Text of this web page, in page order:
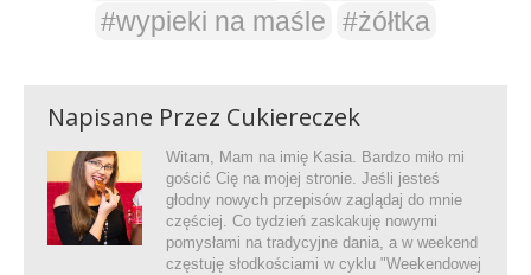
#wypieki na maśle #żółtka
Napisane Przez Cukiereczek
Witam, Mam na imię Kasia. Bardzo miło mi
gościć Cię na mojej stronie. Jeśli jesteś
głodny nowych przepisów zaglądaj do mnie
częściej. Co tydzień zaskakuję nowymi
pomysłami na tradycyjne dania, a w weekend
częstuję słodkościami w cyklu "Weekendowej